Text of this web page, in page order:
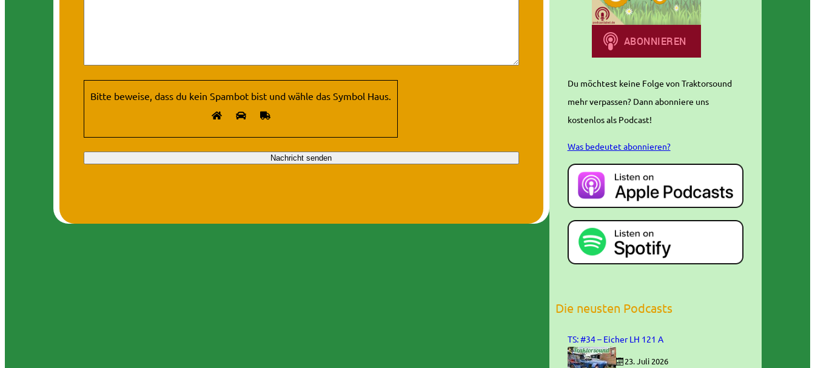
Bitte beweise, dass du kein Spambot bist und wähle das Symbol Haus.
Du möchtest keine Folge von Traktorsound
mehr verpassen? Dann abonniere uns
kostenlos als Podcast!
Was bedeutet abonnieren?
Die neusten Podcasts
TS: #34 – Eicher LH 121 A
23. Juli 2026